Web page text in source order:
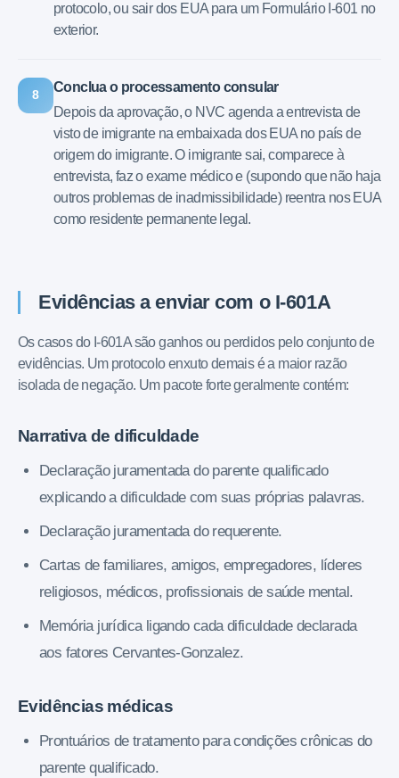
protocolo, ou sair dos EUA para um Formulário I-601 no
exterior.
8
Conclua o processamento consular
Depois da aprovação, o NVC agenda a entrevista de
visto de imigrante na embaixada dos EUA no país de
origem do imigrante. O imigrante sai, comparece à
entrevista, faz o exame médico e (supondo que não haja
outros problemas de inadmissibilidade) reentra nos EUA
como residente permanente legal.
Evidências a enviar com o I-601A
Os casos do I-601A são ganhos ou perdidos pelo conjunto de
evidências. Um protocolo enxuto demais é a maior razão
isolada de negação. Um pacote forte geralmente contém:
Narrativa de dificuldade
Declaração juramentada do parente qualificado
explicando a dificuldade com suas próprias palavras.
Declaração juramentada do requerente.
Cartas de familiares, amigos, empregadores, líderes
religiosos, médicos, profissionais de saúde mental.
Memória jurídica ligando cada dificuldade declarada
aos fatores Cervantes-Gonzalez.
Evidências médicas
Prontuários de tratamento para condições crônicas do
parente qualificado.